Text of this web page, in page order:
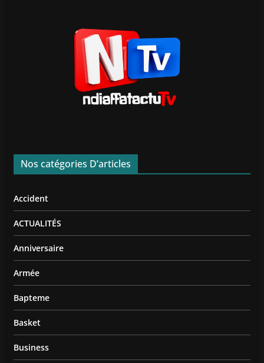
Nos catégories D’articles
Accident
ACTUALITÉS
Anniversaire
Armée
Bapteme
Basket
Business